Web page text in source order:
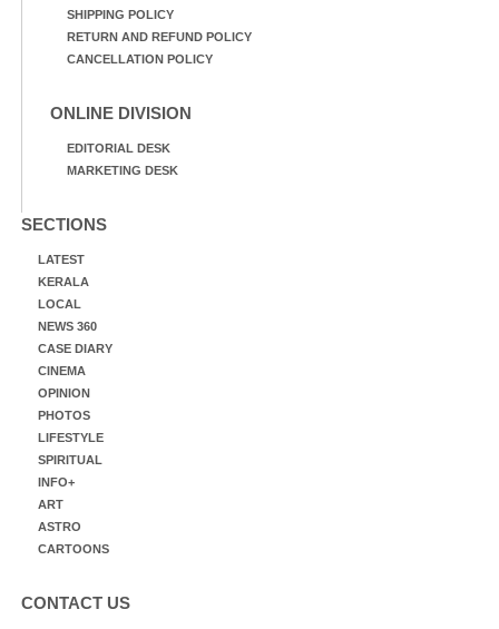
SHIPPING POLICY
RETURN AND REFUND POLICY
CANCELLATION POLICY
ONLINE DIVISION
EDITORIAL DESK
MARKETING DESK
SECTIONS
LATEST
KERALA
LOCAL
NEWS 360
CASE DIARY
CINEMA
OPINION
PHOTOS
LIFESTYLE
SPIRITUAL
INFO+
ART
ASTRO
CARTOONS
CONTACT US